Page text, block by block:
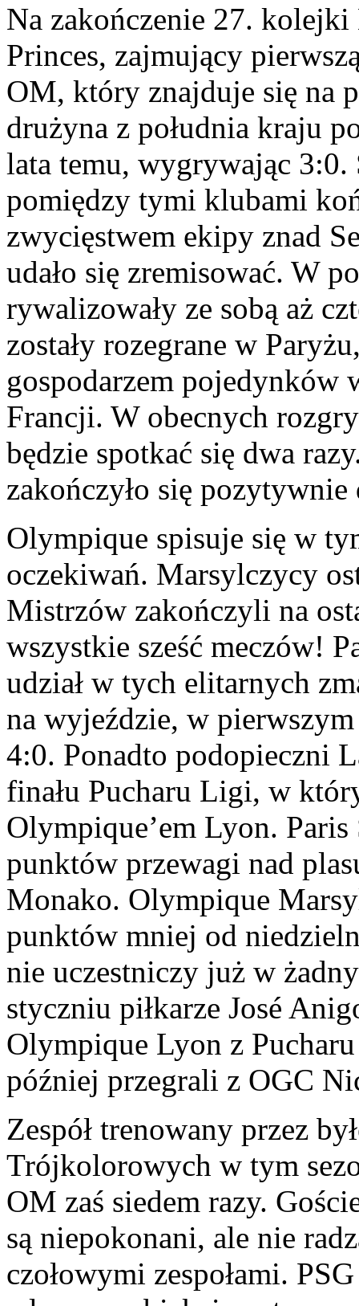
Na zakończenie 27.
Princes, zajmujący
OM, który znajduje się na
drużyna z południa kraju
lata temu, wygrywając 3:0.
pomiędzy tymi klubami
zwycięstwem ekipy znad
udało się zremisować. W
rywalizowały ze sobą aż
zostały rozegrane w
gospodarzem pojedynków
Francji. W obecnych
będzie spotkać się dwa
zakończyło się
Olympique spisuje się w
oczekiwań. Marsylczycy
Mistrzów zakończyli na
wszystkie sześć meczów!
udział w tych elitarnych
na wyjeździe, w
4:0. Ponadto podopieczni
finału Pucharu Ligi, w
Olympique’em Lyon.
punktów przewagi nad
Monako. Olympique
punktów mniej od
nie uczestniczy już w
styczniu piłkarze José
Olympique Lyon z
później przegrali z OGC
Zespół trenowany przez
Trójkolorowych w tym
OM zaś siedem razy.
są niepokonani, ale nie
czołowymi zespołami.